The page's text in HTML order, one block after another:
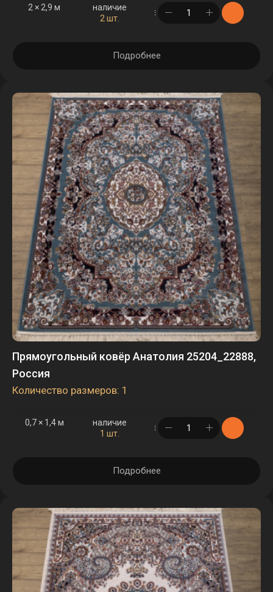
2 × 2,9 м
наличие
2 шт.
в корзине
Подробнее
Прямоугольный ковёр Анатолия 25204_22888,
Россия
Количество размеров: 1
0,7 × 1,4 м
наличие
1 шт.
в корзине
Подробнее